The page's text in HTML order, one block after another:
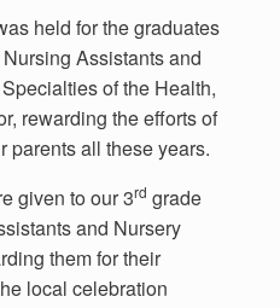
held for the graduates
Assistants and
of the Health,
rewarding the efforts of
parents all these years.
given to our 3rd grade
and Nursery
them for their
local celebration